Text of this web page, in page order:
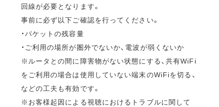
回線が必要となります。
事前に必ず以下ご確認を行ってください。
・パケットの残容量
・ご利用の場所が圏外でないか、電波が弱くないか
※ルータとの間に障害物がない状態にする、共有WiFi
をご利用の場合は使用していない端末のWiFiを切る、
などの工夫も有効です。
※お客様起因による視聴におけるトラブルに関して